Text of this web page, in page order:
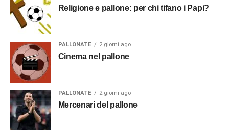
Religione e pallone: per chi tifano i Papi?
PALLONATE 2 giorni ago
Cinema nel pallone
PALLONATE 2 giorni ago
Mercenari del pallone